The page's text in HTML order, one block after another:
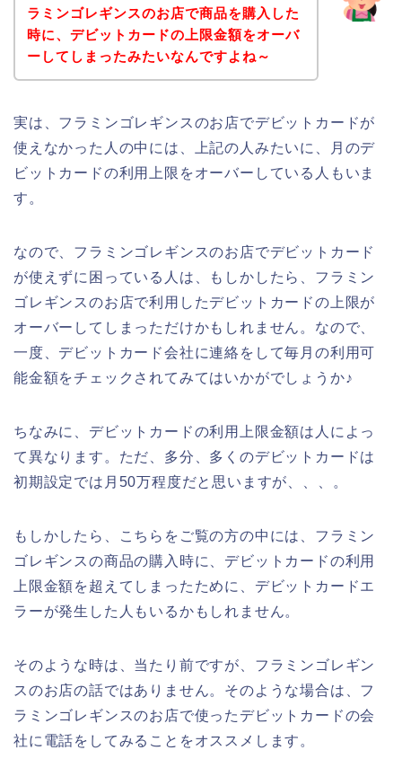
ラミンゴレギンスのお店で商品を購入した
時に、デビットカードの上限金額をオーバ
ーしてしまったみたいなんですよね～
実は、フラミンゴレギンスのお店でデビットカードが
使えなかった人の中には、上記の人みたいに、月のデ
ビットカードの利用上限をオーバーしている人もいま
す。
なので、フラミンゴレギンスのお店でデビットカード
が使えずに困っている人は、もしかしたら、フラミン
ゴレギンスのお店で利用したデビットカードの上限が
オーバーしてしまっただけかもしれません。なので、
一度、デビットカード会社に連絡をして毎月の利用可
能金額をチェックされてみてはいかがでしょうか♪
ちなみに、デビットカードの利用上限金額は人によっ
て異なります。ただ、多分、多くのデビットカードは
初期設定では月50万程度だと思いますが、、、。
もしかしたら、こちらをご覧の方の中には、フラミン
ゴレギンスの商品の購入時に、デビットカードの利用
上限金額を超えてしまったために、デビットカードエ
ラーが発生した人もいるかもしれません。
そのような時は、当たり前ですが、フラミンゴレギン
スのお店の話ではありません。そのような場合は、フ
ラミンゴレギンスのお店で使ったデビットカードの会
社に電話をしてみることをオススメします。